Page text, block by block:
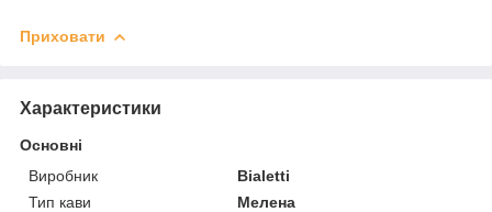
Приховати
Характеристики
Основні
Виробник
Bialetti
Тип кави
Мелена